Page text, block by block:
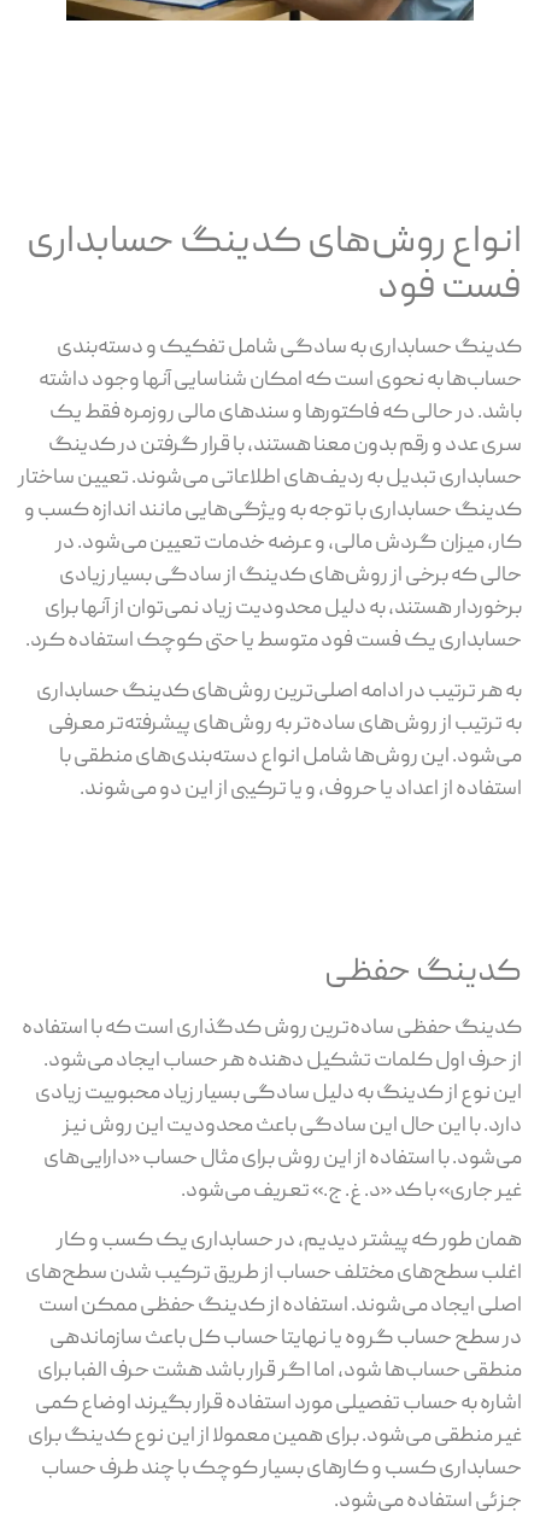
انواع روش‌های کدینگ حسابداری
فست فود
کدینگ حسابداری به سادگی شامل تفکیک و دسته‌بندی
حساب‌ها به نحوی است که امکان شناسایی آنها وجود داشته
باشد. در حالی که فاکتورها و سندهای مالی روزمره فقط یک
سری عدد و رقم بدون معنا هستند، با قرار گرفتن در کدینگ
حسابداری تبدیل به ردیف‌های اطلاعاتی می‌شوند. تعیین ساختار
کدینگ حسابداری با توجه به ویژگی‌هایی مانند اندازه کسب و
کار، میزان گردش مالی، و عرضه خدمات تعیین می‌شود. در
حالی که برخی از روش‌های کدینگ از سادگی بسیار زیادی
برخوردار هستند، به دلیل محدودیت زیاد نمی‌توان از آنها برای
حسابداری یک فست فود متوسط یا حتی کوچک استفاده کرد.
به هر ترتیب در ادامه اصلی‌ترین روش‌های کدینگ حسابداری
به ترتیب از روش‌های ساده‌تر به روش‌های پیشرفته‌تر معرفی
می‌شود. این روش‌ها شامل انواع دسته‌بندی‌های منطقی با
استفاده از اعداد یا حروف، و یا ترکیبی از این دو می‌شوند.
کدینگ حفظی
کدینگ حفظی ساده‌ترین روش کدگذاری است که با استفاده
از حرف اول کلمات تشکیل دهنده هر حساب ایجاد می‌شود.
این نوع از کدینگ به دلیل سادگی بسیار زیاد محبوبیت زیادی
دارد. با این حال این سادگی باعث محدودیت این روش نیز
می‌شود. با استفاده از این روش برای مثال حساب «دارایی‌های
غیر جاری» با کد «د. غ. ج.» تعریف می‌شود.
همان طور که پیشتر دیدیم، در حسابداری یک کسب و کار
اغلب سطح‌های مختلف حساب از طریق ترکیب شدن سطح‌های
اصلی ایجاد می‌شوند. استفاده از کدینگ حفظی ممکن است
در سطح حساب گروه یا نهایتا حساب کل باعث سازماندهی
منطقی حساب‌ها شود، اما اگر قرار باشد هشت حرف الفبا برای
اشاره به حساب تفصیلی مورد استفاده قرار بگیرند اوضاع کمی
غیر منطقی می‌شود. برای همین معمولا از این نوع کدینگ برای
حسابداری کسب و کارهای بسیار کوچک با چند طرف حساب
جزئی استفاده می‌شود.